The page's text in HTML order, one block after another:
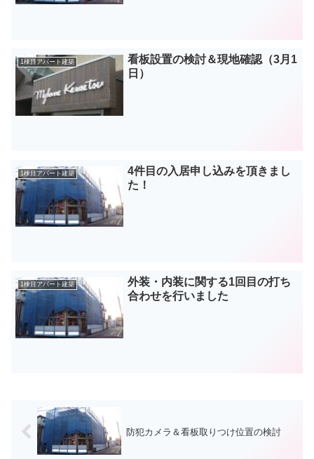
1棟目アパート建築
看板設置の検討＆現地確認（3月1
日）
1棟目アパート建築
4件目の入居申し込みを頂きまし
た！
1棟目アパート建築
外装・内装に関する1回目の打ち
合わせを行いました
防犯カメラ＆看板取りつけ位置の検討